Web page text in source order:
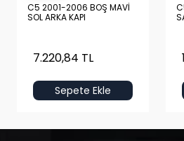
C5 2001-2006 BOŞ MAVİ
SOL ARKA KAPI
7.220,84 TL
Sepete Ekle